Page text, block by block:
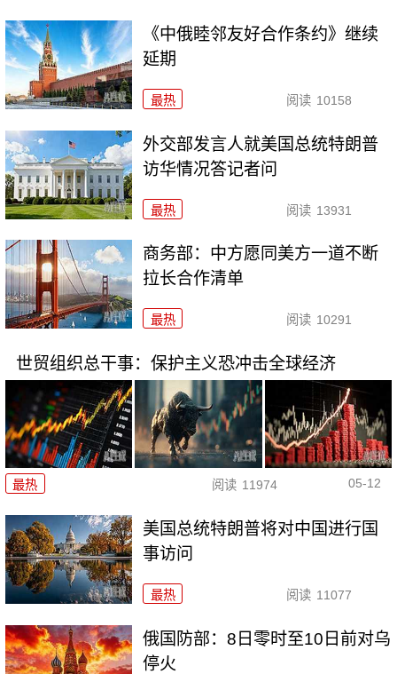
《中俄睦邻友好合作条约》继续
延期
最热 阅读 10158
外交部发言人就美国总统特朗普
访华情况答记者问
最热 阅读 13931
商务部：中方愿同美方一道不断
拉长合作清单
最热 阅读 10291
世贸组织总干事：保护主义恐冲击全球经济
最热 阅读 11974 05-12
美国总统特朗普将对中国进行国
事访问
最热 阅读 11077
俄国防部：8日零时至10日前对乌
停火